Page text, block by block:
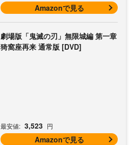
Amazonで見る
劇場版「鬼滅の刃」無限城編 第一章
猗窩座再来 通常版 [DVD]
最安値: 3,523 円
Amazonで見る